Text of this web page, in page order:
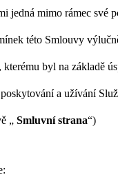
jedná mimo rámec své
této Smlouvy
byl na základě
a užívání
„ Smluvní strana“)